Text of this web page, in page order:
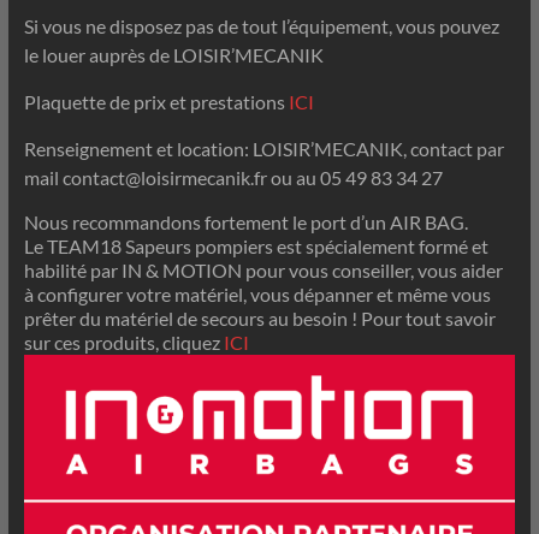
Si vous ne disposez pas de tout l’équipement, vous pouvez
le louer auprès de LOISIR’MECANIK
Plaquette de prix et prestations ICI
Renseignement et location: LOISIR’MECANIK, contact par
mail contact@loisirmecanik.fr ou au 05 49 83 34 27
Nous recommandons fortement le port d’un AIR BAG.
Le TEAM18 Sapeurs pompiers est spécialement formé et
habilité par IN & MOTION pour vous conseiller, vous aider
à configurer votre matériel, vous dépanner et même vous
prêter du matériel de secours au besoin ! Pour tout savoir
sur ces produits, cliquez ICI